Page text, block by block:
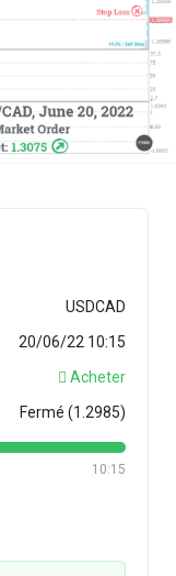
USDCAD
20/06/22 10:15
Acheter
Fermé (1.2985)
10:15